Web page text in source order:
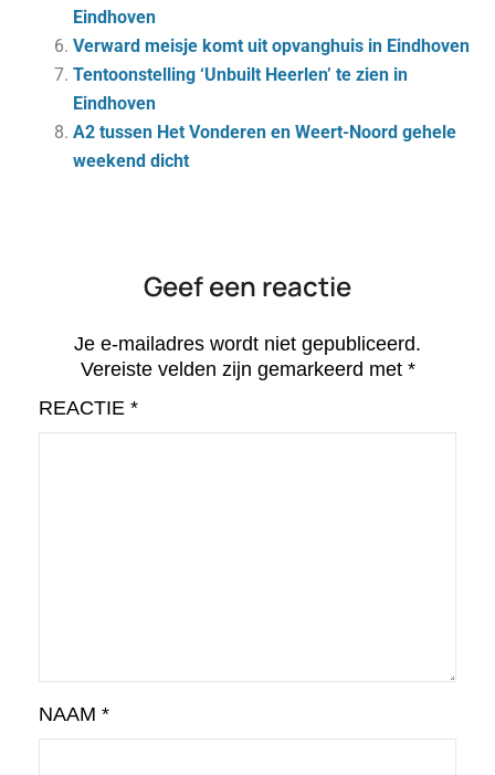
Eindhoven
Verward meisje komt uit opvanghuis in Eindhoven
Tentoonstelling ‘Unbuilt Heerlen’ te zien in
Eindhoven
A2 tussen Het Vonderen en Weert-Noord gehele
weekend dicht
Geef een reactie
Je e-mailadres wordt niet gepubliceerd.
Vereiste velden zijn gemarkeerd met *
REACTIE *
NAAM *